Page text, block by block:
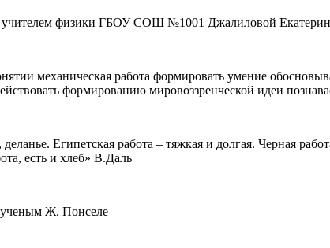
физики ГБОУ СОШ №1001 Джалиловой
механическая работа формировать умение
формированию мировоззренческой идеи
Египетская работа – тяжкая и долгая. Черная
есть и хлеб» В.Даль
ученым Ж. Понселе